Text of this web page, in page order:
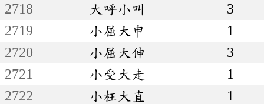
2718
大呼小叫
3
2719
小屈大申
1
2720
小屈大伸
3
2721
小受大走
1
2722
小枉大直
1